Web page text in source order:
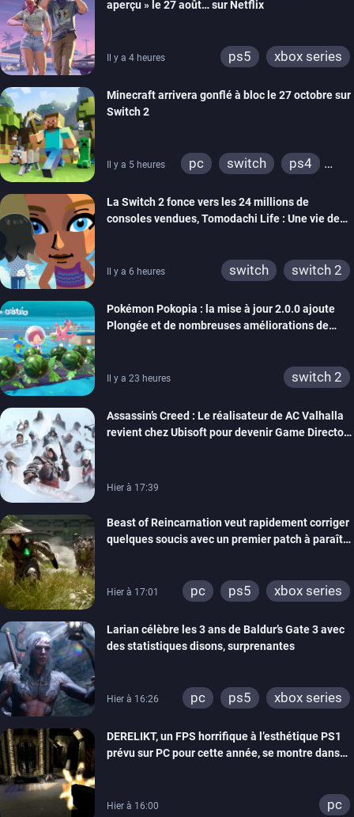
aperçu » le 27 août… sur Netflix
Il y a 4 heures ps5 xbox series
Minecraft arrivera gonflé à bloc le 27 octobre sur
Switch 2
Il y a 5 heures pc switch
ps4
wiiu
3ds
ps3
xbox 360
switch 2
La Switch 2 fonce vers les 24 millions de
consoles vendues, Tomodachi Life : Une vie de
Il y a 6 heures switch switch 2
Pokémon Pokopia : la mise à jour 2.0.0 ajoute
Plongée et de nombreuses améliorations de
Il y a 23 heures switch 2
Assassin’s Creed : Le réalisateur de AC Valhalla
revient chez Ubisoft pour devenir Game Director
Hier à 17:39
Beast of Reincarnation veut rapidement corriger
quelques soucis avec un premier patch à paraître
Hier à 17:01 pc ps5 xbox series
Larian célèbre les 3 ans de Baldur’s Gate 3 avec
des statistiques disons, surprenantes
Hier à 16:26 pc ps5 xbox series
DERELIKT, un FPS horrifique à l’esthétique PS1
prévu sur PC pour cette année, se montre dans
Hier à 16:00 pc